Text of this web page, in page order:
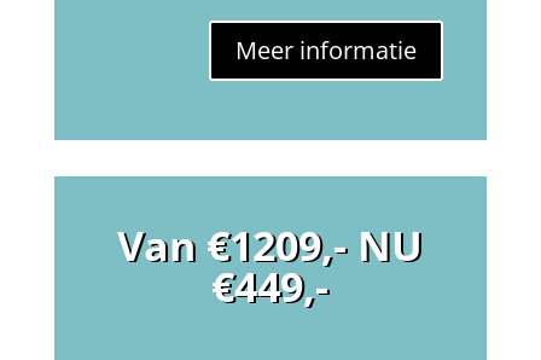
Meer informatie
Van €1209,- NU
€449,-